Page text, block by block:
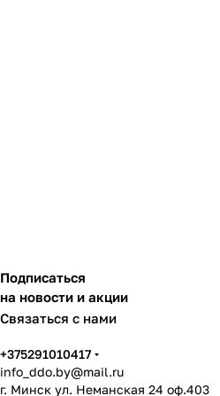
Подписаться
на новости и акции
Связаться с нами
+375291010417
info_ddo.by@mail.ru
г. Минск ул. Неманская 24 оф.403